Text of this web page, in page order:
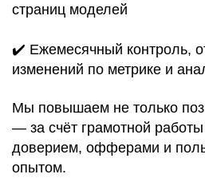
страниц моделей
✔️ Ежемесячный контроль,
изменений по метрике и
Мы повышаем не только
— за счёт грамотной работы
доверием, офферами и
опытом.